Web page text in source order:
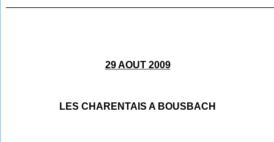
29 AOUT 2009
LES CHARENTAIS A BOUSBACH